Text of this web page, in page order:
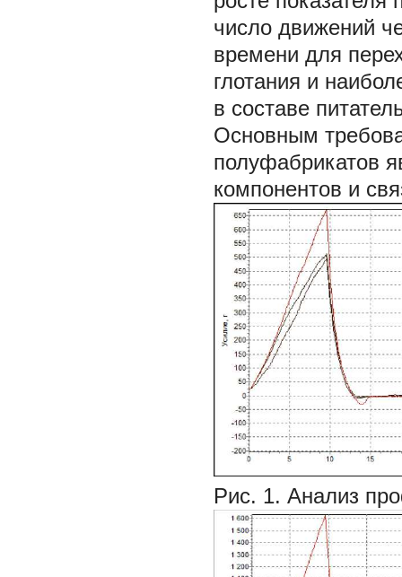
число движений
времени для
глотания и
в составе
Основным
полуфабрикатов
компонентов и
Рис. 1. Анализ